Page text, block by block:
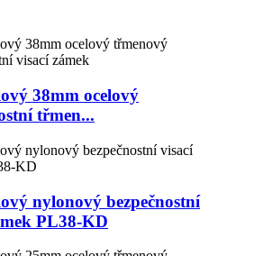
38mm ocelový
třmen...
nylonový bezpečnostní
PL38-KD